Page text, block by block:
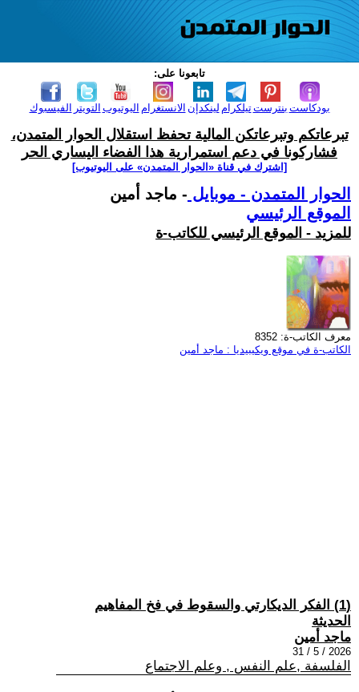
تابعونا على:
الفيسبوك التويتر اليوتيوب الانستغرام لينكدإن تيلكرامبنترست بودكاست
تبرعاتكم وتبرعاتكن المالية تحفظ استقلال الحوار المتمدن،
فشاركونا في دعم استمرارية هذا الفضاء اليساري الحر
[اشترك في قناة ‫«الحوار المتمدن» على اليوتيوب]
الحوار المتمدن - موبايل - ماجد أمين
الموقع الرئيسي
للمزيد - الموقع الرئيسي للكاتب-ة
معرف الكاتب-ة: 8352
الكاتب-ة في موقع ويكيبيديا : ماجد أمين
(1) الفكر الديكارتي والسقوط في فخ المفاهيم
الحديثة
ماجد أمين
2026 / 5 / 31
الفلسفة ,علم النفس , وعلم الاجتماع